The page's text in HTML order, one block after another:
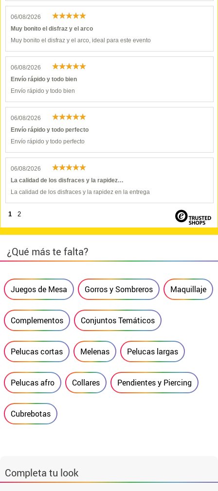
06/08/2026
Muy bonito el disfraz y el arco
Muy bonito el disfraz y el arco, ideal para este evento
06/08/2026
Envío rápido y todo bien
Envío rápido y todo bien
06/08/2026
Envío rápido y todo perfecto
Envío rápido y todo perfecto
06/08/2026
La calidad de los disfraces y la rapidez…
La calidad de los disfraces y la rapidez en la entrega
1 2
¿Qué más te falta?
Juegos de Mesa Gorros y Sombreros Maquillaje
Complementos Conjuntos Temáticos
Pelucas cortas Melenas Pelucas largas
Pelucas afro Collares Pendientes y Piercing
Cubrebotas
Completa tu look